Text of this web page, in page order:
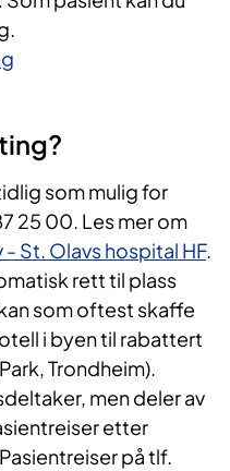
som mulig for
25 00. Les mer om
St. Olavs hospital HF.
rett til plass
som oftest skaffe
i byen til rabattert
Trondheim).
men deler av
etter
på tlf.